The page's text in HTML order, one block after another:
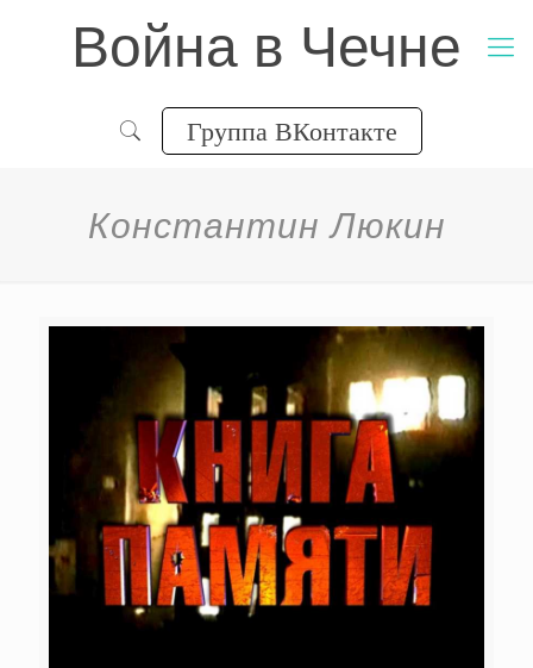
Война в Чечне
Группа ВКонтакте
Константин Люкин